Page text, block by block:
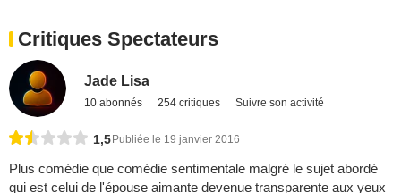
Critiques Spectateurs
Jade Lisa
10 abonnés 254 critiques Suivre son activité
1,5 Publiée le 19 janvier 2016
Plus comédie que comédie sentimentale malgré le sujet abordé
qui est celui de l'épouse aimante devenue transparente aux yeux